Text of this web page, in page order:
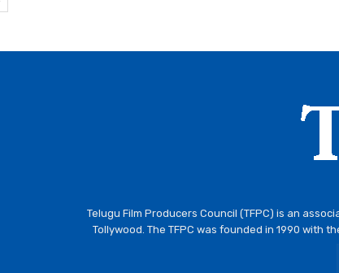
Telugu Film Producers Council (TFPC) is an
Tollywood. The TFPC was founded in 1990 with